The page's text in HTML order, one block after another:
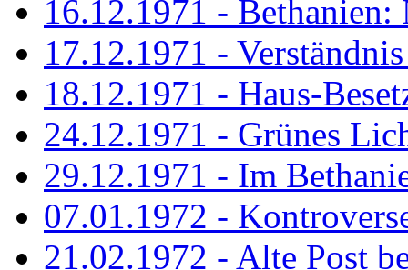
16.12.1971 - Bethanien:
17.12.1971 -
18.12.1971 - Haus-
24.12.1971 - Grünes
29.12.1971 - Im
07.01.1972 -
21.02.1972 - Alte Post